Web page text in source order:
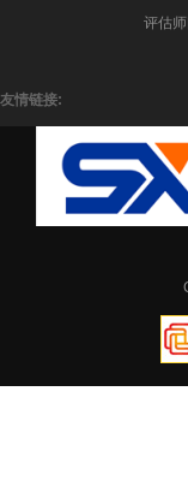
评估
友情链接: